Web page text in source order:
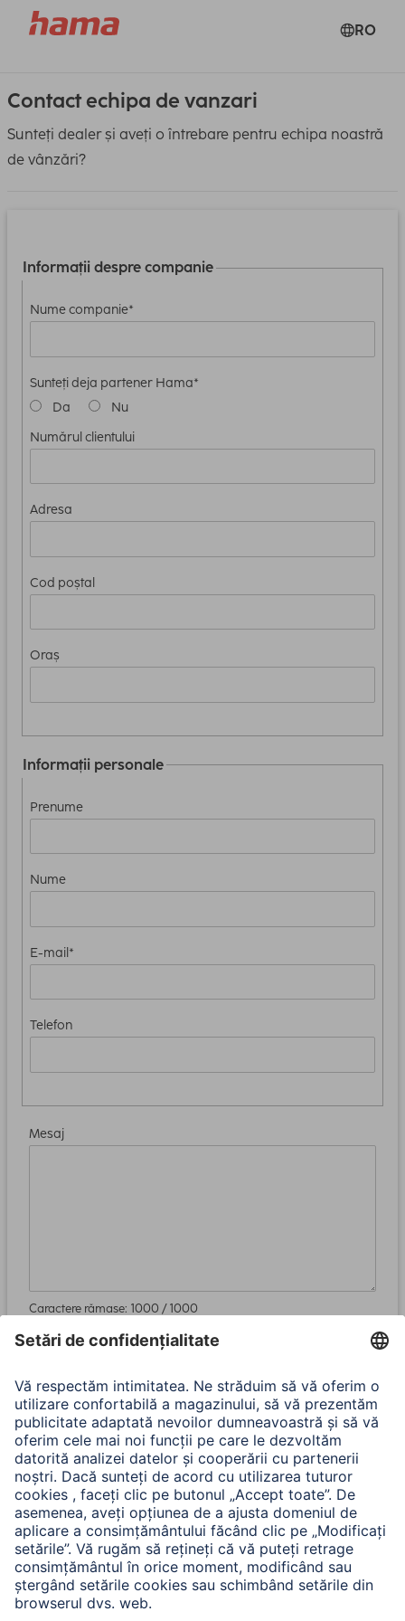
RO
Contact echipa de vanzari
Sunteți dealer și aveți o întrebare pentru echipa noastră
de vânzări?
Informații despre companie
Nume companie*
Sunteți deja partener Hama*
Da
Nu
Numărul clientului
Adresa
Cod poștal
Oraș
Informații personale
Prenume
Nume
E-mail*
Telefon
Mesaj
Caractere rămase: 1000 / 1000
Prin trimiterea acestui formular, confirmați faptul că ați luat
act de dispozițiile noastre privind protecția datelor pentru
formularul de prelucrare a datelor:
Confidențialitate și securitate